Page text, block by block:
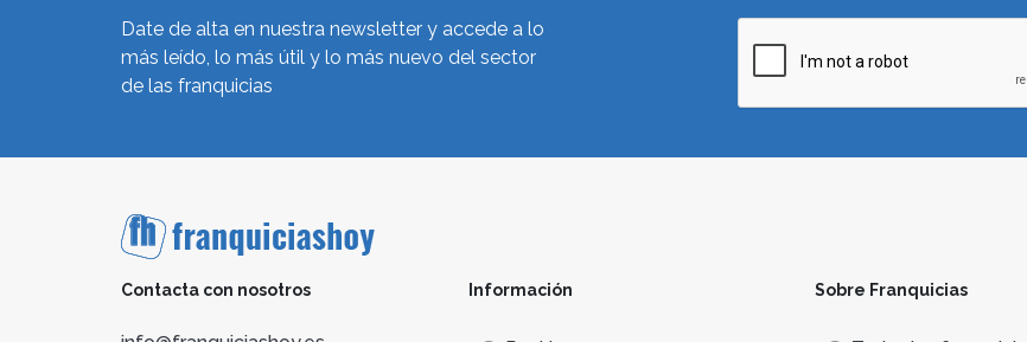
Date de alta en nuestra newsletter y accede a lo
más leído, lo más útil y lo más nuevo del sector
de las franquicias
Contacta con nosotros Información Sobre Franquicias